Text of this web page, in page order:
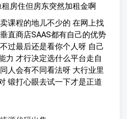
房住但房东突然加租金啊
课程的地儿不少的 在网上找
直商店SAAS都有自己的优势
过最后还是看你个人呀 自己
力 才行决定选什么平台走自
人会有不同看法呀 大行业里
锻打心眼去试一下才是正道